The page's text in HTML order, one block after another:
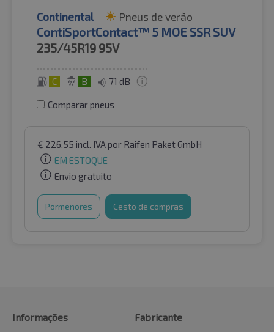
Continental Pneus de verão
ContiSportContact™ 5 MOE SSR SUV
235/45R19 95V
C B 71 dB
Comparar pneus
€ 226.55 incl. IVApor Raifen Paket GmbH
EM ESTOQUE
Envio gratuito
Pormenores Cesto de compras
Informações
Fabricante